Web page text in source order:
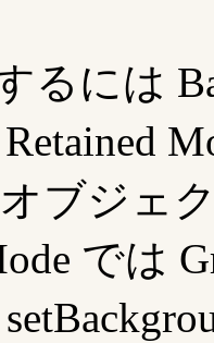
るには
オブジェ
では